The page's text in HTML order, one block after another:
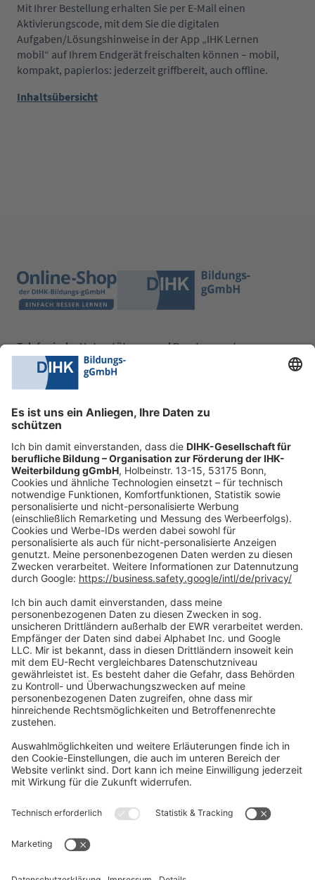
Mit Ihrer Bestellung erhalten Sie per E-Mail einen
Aktivierungscode, mit dem Sie die digitalen
Aufgaben/Lösungshinweise in der App „IHK Lernen
mobil“ auf Ihrem Endgerät freischalten können – mobil,
kompakt, papierlos: jederzeit griffbereit, auch offline.
Inhaltsübersicht
Telefonische Unterstützung und Beratung unter:
0228 6205 205
Fr.:
09:00-14:00 Uhr
shop@dihk-bildung.shop
Vertrag widerrufen
Zahlungsarten
Social Media
Oft Gesucht
Rund um die Prüfung
Datenschutzerklärung
Widerrufsrecht
Versandinformationen